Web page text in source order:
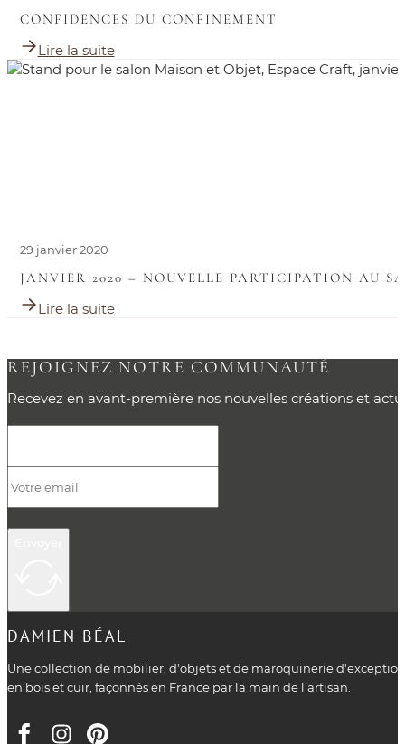
CONFIDENCES DU CONFINEMENT
Lire la suite
29 janvier 2020
JANVIER 2020 – NOUVELLE PARTICIPATION AU
Lire la suite
REJOIGNEZ NOTRE COMMUNAUTÉ
Recevez en avant-première nos nouvelles créations et
DAMIEN BÉAL
Une collection de mobilier, d'objets et de maroquinerie d'exception
en bois et cuir, façonnés en France par la main de l'artisan.